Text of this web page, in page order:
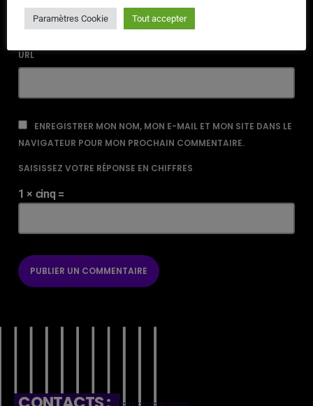
URL
ENREGISTRER MON NOM, MON E-MAIL ET MON SITE DANS LE
NAVIGATEUR POUR MON PROCHAIN COMMENTAIRE.
SAISISSEZ VOTRE RÉPONSE EN CHIFFRES
1 × cinq =
Paramètres Cookie Tout accepter